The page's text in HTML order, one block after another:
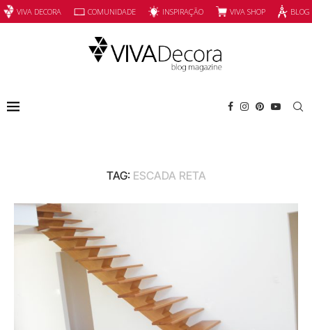
VIVA DECORA COMUNIDADE INSPIRAÇÃO VIVA SHOP
TAG: ESCADA RETA